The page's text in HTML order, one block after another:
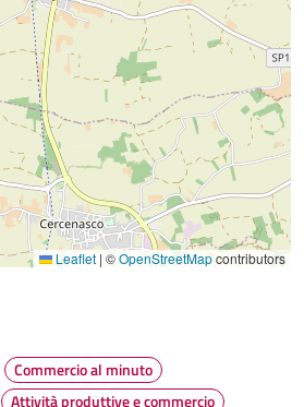
Leaflet | ©OpenStreetMapcontributors
Commercio al minuto
Attività produttive e commercio